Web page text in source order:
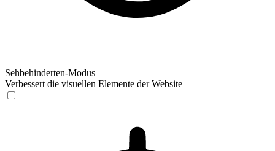
Sehbehinderten-Modus
Verbessert die visuellen Elemente der Website